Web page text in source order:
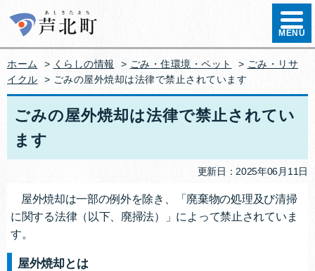
ハンバ
MENU
ホーム > くらしの情報 > ごみ・住環境・ペット > ごみ・リサ
イクル > ごみの屋外焼却は法律で禁止されています
ごみの屋外焼却は法律で禁止されてい
ます
更新日：2025年06月11日
屋外焼却は一部の例外を除き、「廃棄物の処理及び清掃
に関する法律（以下、廃掃法）」によって禁止されていま
す。
屋外焼却とは